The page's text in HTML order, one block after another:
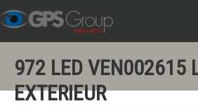
972 LED VEN002615
EXTERIEUR